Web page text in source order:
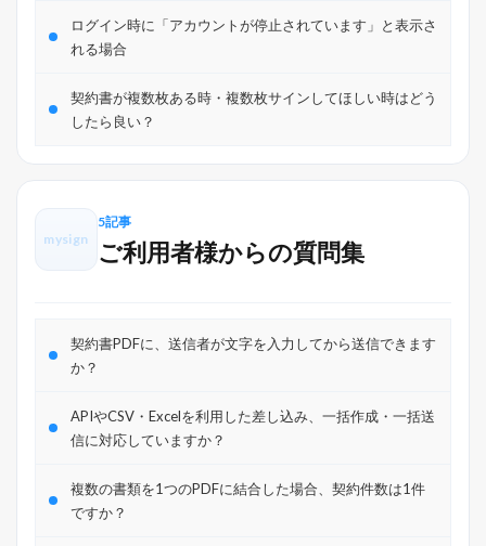
ログイン時に「アカウントが停止されています」と表示さ
れる場合
契約書が複数枚ある時・複数枚サインしてほしい時はどう
したら良い？
mysign
5記事
ご利用者様からの質問集
契約書PDFに、送信者が文字を入力してから送信できます
か？
APIやCSV・Excelを利用した差し込み、一括作成・一括送
信に対応していますか？
複数の書類を1つのPDFに結合した場合、契約件数は1件
ですか？